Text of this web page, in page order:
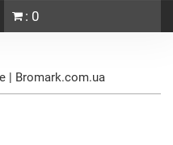
: 0
| Bromark.com.ua